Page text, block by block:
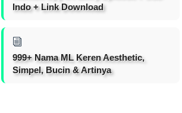
Indo + Link Download
999+ Nama ML Keren Aesthetic,
Simpel, Bucin & Artinya